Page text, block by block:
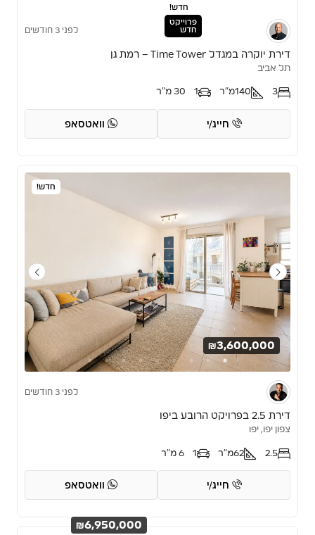
חדש!
פרוייקט
חדש
לפני 3 חודשים
דירת יוקרה במגדל Time Tower – רמת גן
תל אביב
3
140מ"ר 1 30 מ"ר
חייג/י וואטסאפ
חדש!
₪3,600,000
לפני 3 חודשים
דירת 2.5 בפרויקט הרובע ביפו
צפון יפו, יפו
2.5
62מ"ר 1 6 מ"ר
חייג/י וואטסאפ
₪6,950,000